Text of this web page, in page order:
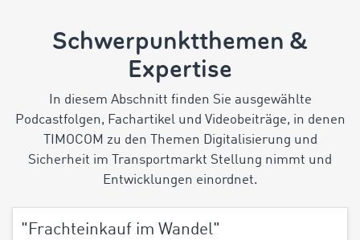
Schwerpunktthemen &
Expertise
In diesem Abschnitt finden Sie ausgewählte
Podcastfolgen, Fachartikel und Videobeiträge, in denen
TIMOCOM zu den Themen Digitalisierung und
Sicherheit im Transportmarkt Stellung nimmt und
Entwicklungen einordnet.
"Frachteinkauf im Wandel"